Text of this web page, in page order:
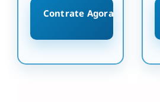
Contrate Agora